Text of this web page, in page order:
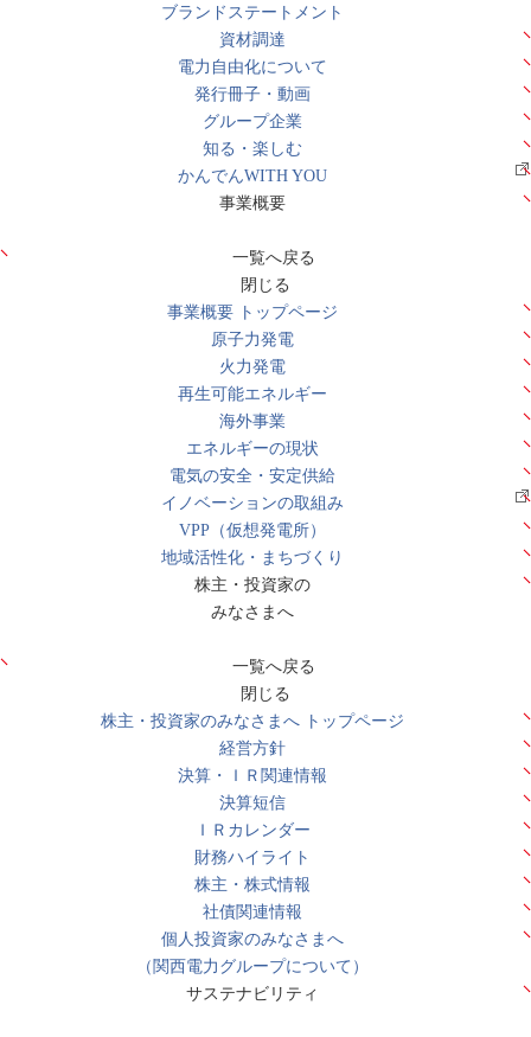
ブランドステートメント
資材調達
電力自由化について
発行冊子・動画
グループ企業
知る・楽しむ
かんでんWITH YOU
事業概要
一覧へ戻る
閉じる
事業概要 トップページ
原子力発電
火力発電
再生可能エネルギー
海外事業
エネルギーの現状
電気の安全・安定供給
イノベーションの取組み
VPP（仮想発電所）
地域活性化・まちづくり
株主・投資家の
みなさまへ
一覧へ戻る
閉じる
株主・投資家のみなさまへ トップページ
経営方針
決算・ＩＲ関連情報
決算短信
ＩＲカレンダー
財務ハイライト
株主・株式情報
社債関連情報
個人投資家のみなさまへ
（関西電力グループについて）
サステナビリティ